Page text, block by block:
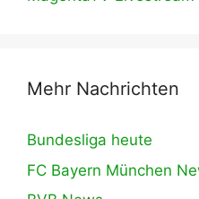
Mehr Nachrichten
Bundesliga heute
FC Bayern München